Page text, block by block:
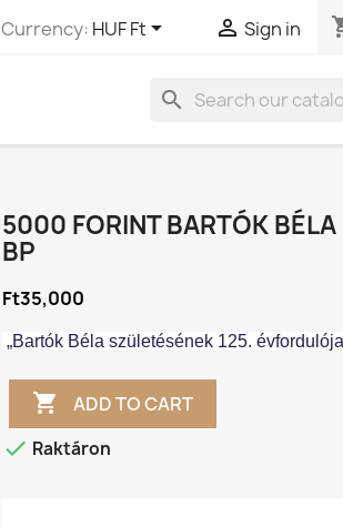
Currency: HUF Ft  Sign in
search
5000 FORINT BARTÓK
BP
Ft35,000
„Bartók Béla születésének 125.
 ADD TO CART
 Raktáron